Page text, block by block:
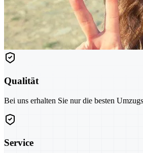
Qualität
Bei uns erhalten Sie nur die besten
Service